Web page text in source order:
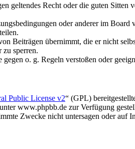
geltendes Recht oder die guten Sitten
oder anderer im
Beiträgen übernimmt, die er nicht
sperren.
o. g. Regeln verstoßen oder
Public License v2“ (GPL)
www.phpbb.de zur Verfügung
Zwecke nicht untersagen oder auf